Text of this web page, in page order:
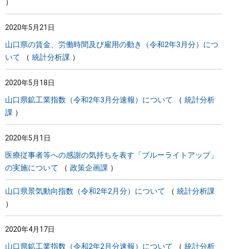
2020年5月21日
山口県の賃金、労働時間及び雇用の動き（令和2年3月分）につ
いて
統計分析課
2020年5月18日
山口県鉱工業指数（令和2年3月分速報）について
統計分析
課
2020年5月1日
医療従事者等への感謝の気持ちを表す「ブルーライトアップ」
の実施について
政策企画課
山口県景気動向指数（令和2年2月分）について 統計分析課
2020年4月17日
山口県鉱工業指数（令和2年2月分速報）について
統計分析